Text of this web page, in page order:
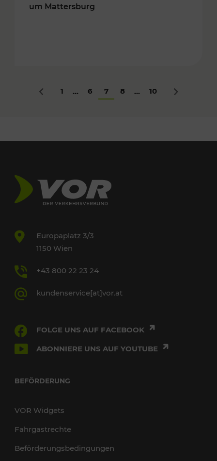
um Mattersburg
Zurück
1 ... 6 7 8 ... 10 Nächstes
Europaplatz 3/3
1150 Wien
+43 800 22 23 24
kundenservice[at]vor.at
FOLGE UNS AUF FACEBOOK
ABONNIERE UNS AUF YOUTUBE
BEFÖRDERUNG
VOR Widgets
Fahrgastrechte
Beförderungsbedingungen